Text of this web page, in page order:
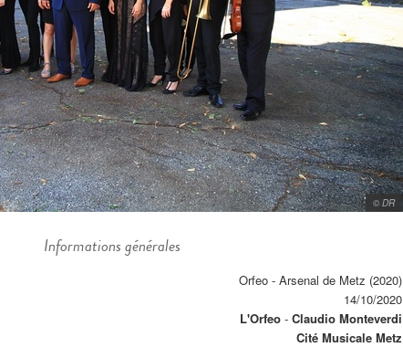
© DR
Informations générales
Orfeo - Arsenal de Metz (2020)
14/10/2020
L'Orfeo - Claudio Monteverdi
Cité Musicale Metz